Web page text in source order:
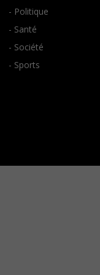
- Politique
- Santé
- Société
- Sports